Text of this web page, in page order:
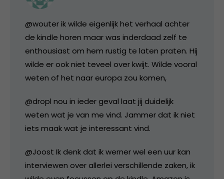
@wouter ik wilde eigenlijk het verhaal achter
de kindle horen maar was inderdaad zelf te
enthousiast om hem rustig te laten praten. Hij
wilde er ook niet teveel over kwijt. Wilde vooral
weten of het naar europa zou komen,
@dropl nou in ieder geval laat jij duidelijk
weten wat je van me vind. Jammer dat ik niet
iets maak wat je interessant vind.
@Joost Ik denk dat ik werner wel een uur kan
interviewen over allerlei verschillende zaken, ik